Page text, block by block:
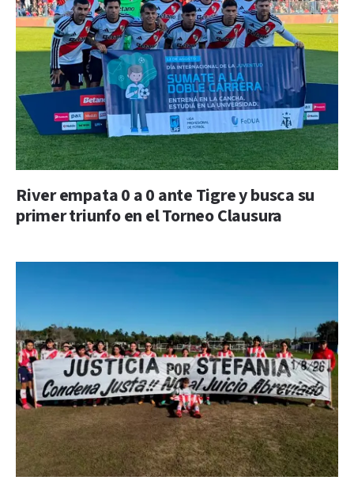
River empata 0 a 0 ante Tigre y busca su
primer triunfo en el Torneo Clausura